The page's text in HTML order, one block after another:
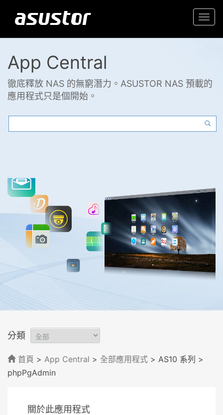
App Central
徹底釋放 NAS 的無窮潛力。ASUSTOR NAS 預載的
應用程式只是個開始。
分類
首頁 > App Central > 全部應用程式 > AS10 系列 >
phpPgAdmin
關於此應用程式